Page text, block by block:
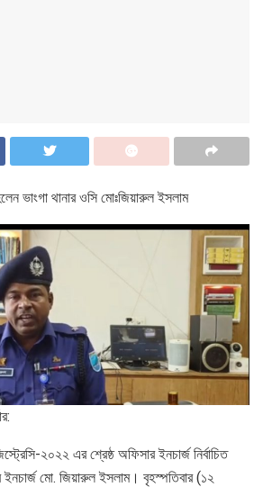
ভাংগা থানার ওসি মোঃজিয়ারুল ইসলাম
২০২২ এর শ্রেষ্ঠ অফিসার ইনচার্জ নির্বাচিত
ইনচার্জ মো. জিয়ারুল ইসলাম। বৃহস্পতিবার (১২